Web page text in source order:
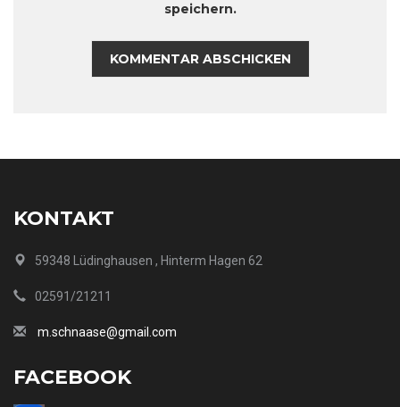
speichern.
KONTAKT
59348 Lüdinghausen , Hinterm Hagen 62
02591/21211
m.schnaase@gmail.com
FACEBOOK